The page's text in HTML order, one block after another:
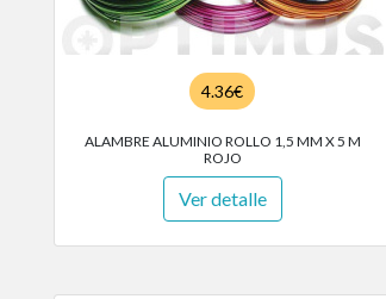
4.36€
ALAMBRE ALUMINIO ROLLO 1,5 MM X 5 M
ROJO
Ver detalle